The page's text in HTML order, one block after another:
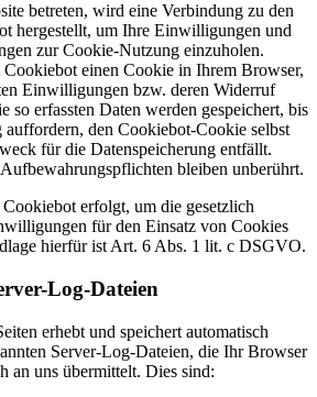
betreten, wird eine Verbindung zu den
hergestellt, um Ihre Einwilligungen und
zur Cookie-Nutzung einzuholen.
Cookiebot einen Cookie in Ihrem Browser,
Einwilligungen bzw. deren Widerruf
so erfassten Daten werden gespeichert, bis
auffordern, den Cookiebot-Cookie selbst
für die Datenspeicherung entfällt.
bleiben unberührt.
erfolgt, um die gesetzlich
für den Einsatz von Cookies
hierfür ist Art. 6 Abs. 1 lit. c DSGVO.
Log-Dateien
erhebt und speichert automatisch
Server-Log-Dateien, die Ihr Browser
an uns übermittelt. Dies sind: